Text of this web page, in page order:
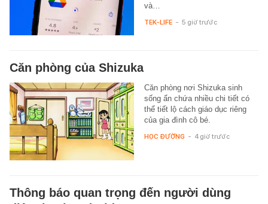
và…
TEK-LIFE - 5 giờ trước
Căn phòng của Shizuka
Căn phòng nơi Shizuka sinh
sống ẩn chứa nhiều chi tiết có
thể tiết lộ cách giáo dục riêng
của gia đình cô bé.
HỌC ĐƯỜNG - 4 giờ trước
Thông báo quan trọng đến người dùng